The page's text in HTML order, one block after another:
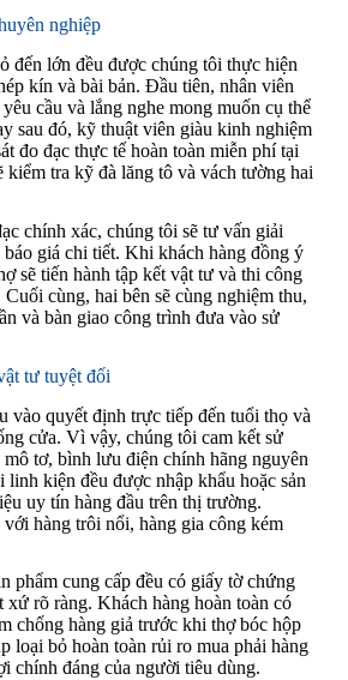
nghiệp
đến lớn đều được chúng tôi thực hiện
kín và bài bản. Đầu tiên, nhân viên
cầu và lắng nghe mong muốn cụ thể
sau đó, kỹ thuật viên giàu kinh nghiệm
đo đạc thực tế hoàn toàn miễn phí tại
kiểm tra kỹ đà lăng tô và vách tường hai
chính xác, chúng tôi sẽ tư vấn giải
giá chi tiết. Khi khách hàng đồng ý
sẽ tiến hành tập kết vật tư và thi công
cùng, hai bên sẽ cùng nghiệm thu,
và bàn giao công trình đưa vào sử
tư tuyệt đối
vào quyết định trực tiếp đến tuổi thọ và
cửa. Vì vậy, chúng tôi cam kết sử
tơ, bình lưu điện chính hãng nguyên
kiện đều được nhập khẩu hoặc sản
uy tín hàng đầu trên thị trường.
hàng trôi nổi, hàng gia công kém
phẩm cung cấp đều có giấy tờ chứng
xứ rõ ràng. Khách hàng hoàn toàn có
chống hàng giả trước khi thợ bóc hộp
loại bỏ hoàn toàn rủi ro mua phải hàng
chính đáng của người tiêu dùng.